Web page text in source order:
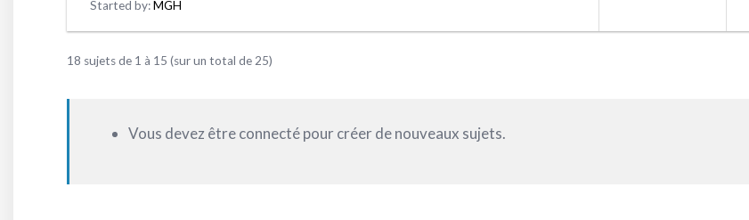
Started by:MGH
18 sujets de 1 à 15 (sur un total de 25)
Vous devez être connecté pour créer de nouveaux sujets.